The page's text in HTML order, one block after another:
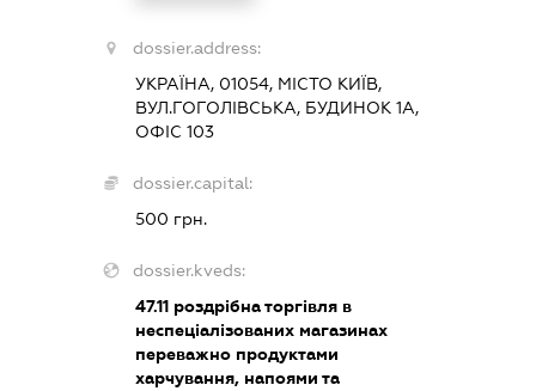
dossier.address:
УКРАЇНА, 01054, МІСТО КИЇВ,
ВУЛ.ГОГОЛІВСЬКА, БУДИНОК 1А,
ОФІС 103
dossier.capital:
500 грн.
dossier.kveds:
47.11 роздрібна торгівля в
неспеціалізованих магазинах
переважно продуктами
харчування, напоями та